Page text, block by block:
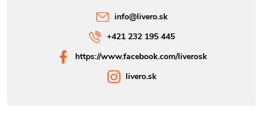
info@livero.sk
+421 232 195 445
https://www.facebook.com/liverosk
livero.sk